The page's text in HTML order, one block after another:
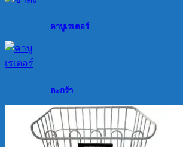
คาบูเรเตอร์
ตะกร้า